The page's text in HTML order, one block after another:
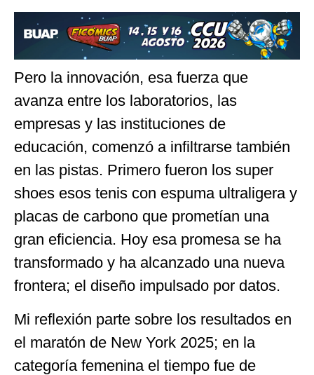
Pero la innovación, esa fuerza que
avanza entre los laboratorios, las
empresas y las instituciones de
educación, comenzó a infiltrarse también
en las pistas. Primero fueron los super
shoes esos tenis con espuma ultraligera y
placas de carbono que prometían una
gran eficiencia. Hoy esa promesa se ha
transformado y ha alcanzado una nueva
frontera; el diseño impulsado por datos.
Mi reflexión parte sobre los resultados en
el maratón de New York 2025; en la
categoría femenina el tiempo fue de